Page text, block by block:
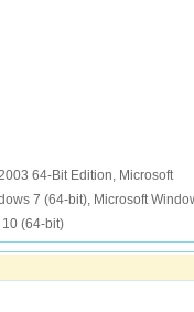
64-Bit Edition, Microsoft
7 (64-bit), Microsoft
(64-bit)